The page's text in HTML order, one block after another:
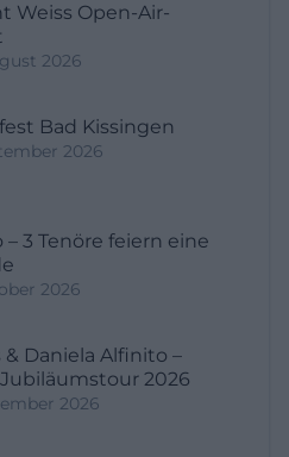
Weiss Open-Air-
2026
Bad Kissingen
2026
– 3 Tenöre feiern eine
2026
Daniela Alfinito –
2026
2026